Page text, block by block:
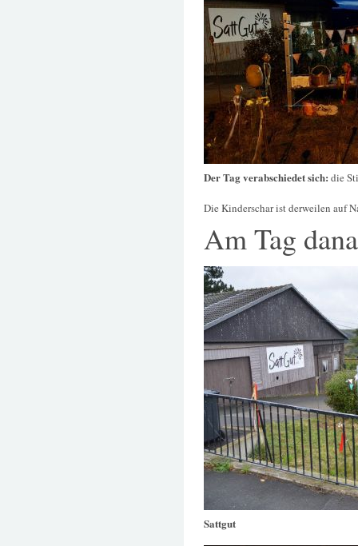
Der Tag verabschiedet sich: die
Die Kinderschar ist derweilen auf
Am Tag
Sattgut